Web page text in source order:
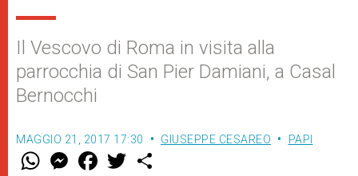
Il Vescovo di Roma in visita alla
parrocchia di San Pier Damiani, a Casal
Bernocchi
MAGGIO 21, 2017 17:30 GIUSEPPE CESAREO PAPI
W M
e
F
a w